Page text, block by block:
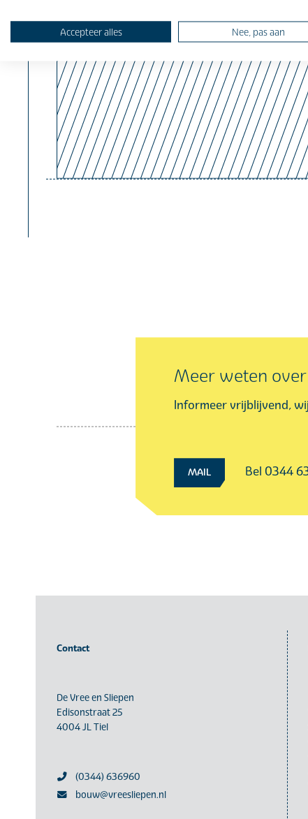
Meer weten
Informeer vrijblijvend,
MAIL Bel 0344
Contact
De Vree en Sliepen
Edisonstraat 25
4004 JL Tiel
(0344) 636960
bouw@vreesliepen.nl
Accepteer alles Nee, pas aan